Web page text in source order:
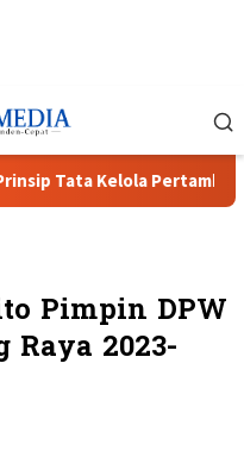
Kelola Pertambangan
Pimpin DPW
Raya 2023-